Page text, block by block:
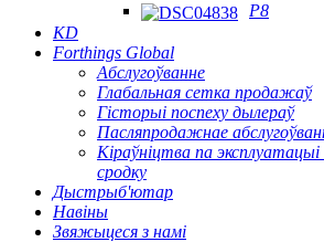
P8
KD
Forthings Global
Абслугоўванне
Глабальная сетка продажаў
Гісторыі поспеху дылераў
Пасляпродажнае
Кіраўніцтва па
сродку
Дыстрыб'ютар
Навіны
Звяжыцеся з намі